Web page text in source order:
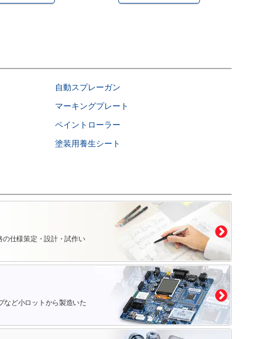
自動スプレーガン
マーキングプレート
ペイントローラー
塗装用養生シート
仕様策定・設計・試作い
など小ロットから製造いた